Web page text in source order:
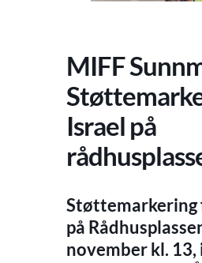
MIFF
Israel på
Støttemarkering
på
november kl. 13,